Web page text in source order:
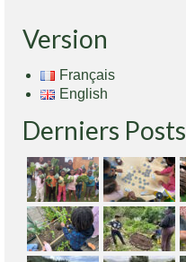
Version
Français
English
Derniers Posts